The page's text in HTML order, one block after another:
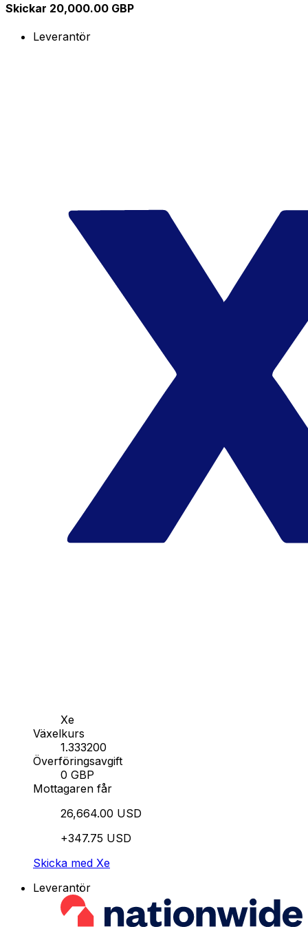
Skickar 20,000.00 GBP
Leverantör
Xe
Växelkurs
1.333200
Överföringsavgift
0 GBP
Mottagaren får
26,664.00 USD
+347.75 USD
Skicka med Xe
Leverantör